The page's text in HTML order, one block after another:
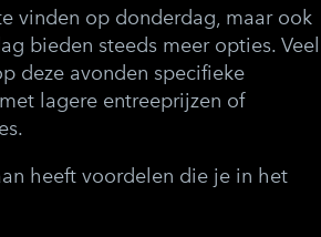
vinden op donderdag, maar ook
bieden steeds meer opties. Veel
deze avonden specifieke
lagere entreeprijzen of
heeft voordelen die je in het